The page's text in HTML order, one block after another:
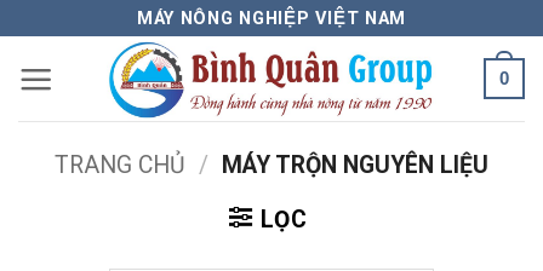
nội
dung
MÁY NÔNG NGHIỆP VIỆT NAM
0
TRANG CHỦ /
MÁY TRỘN NGUYÊN LIỆU
LỌC